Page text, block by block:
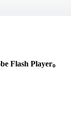
Flash Player。